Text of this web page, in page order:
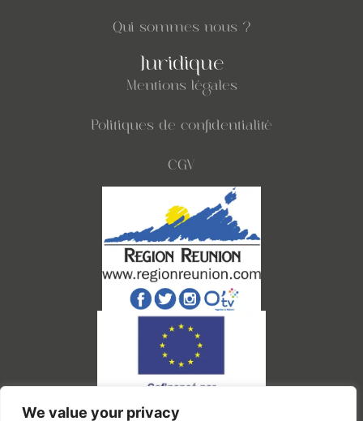
We value your privacy
Qui sommes nous ?
Juridique
Mentions légales
Politiques de confidentialité
CGV